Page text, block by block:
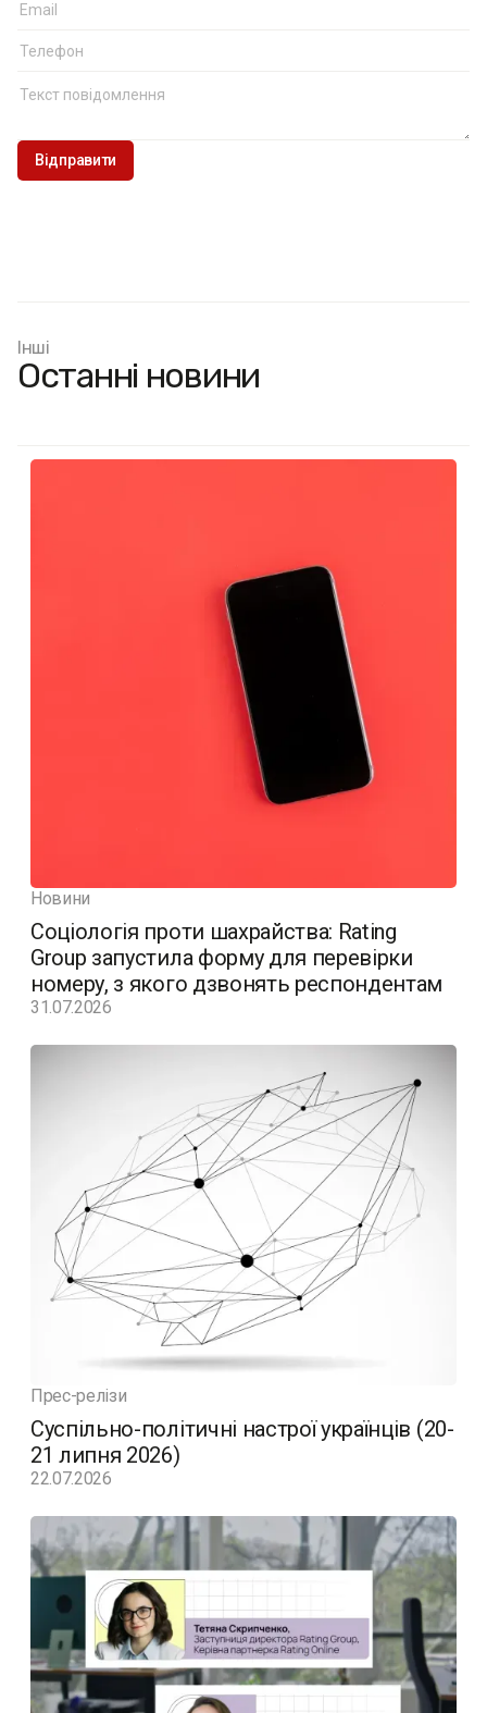
Інші
Останні новини
Новини
Соціологія проти шахрайства: Rating
Group запустила форму для перевірки
номеру, з якого дзвонять респондентам
31.07.2026
Прес-релізи
Суспільно-політичні настрої українців (20-
21 липня 2026)
22.07.2026